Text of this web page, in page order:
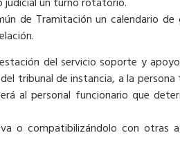
de Tramitación un calendario de
del servicio soporte y
tribunal de instancia, a la
al personal funcionario que
o compatibilizándolo con otras